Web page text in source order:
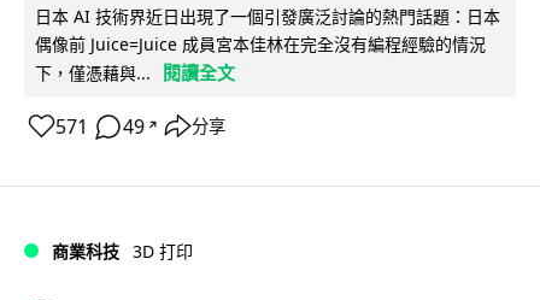
日本 AI 技術界近日出現了一個引發廣泛討論的熱門話題：日本
偶像前 Juice=Juice 成員宮本佳林在完全沒有編程經驗的情況
下，僅憑藉與...
閱讀全文
571 49 ↗ 分享
商業科技 3D 打印